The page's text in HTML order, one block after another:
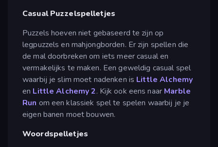
Casual Puzzelspelletjes
Puzzels hoeven niet gebaseerd te zijn op
legpuzzels en mahjongborden. Er zijn spellen die
de mal doorbreken om iets meer casual en
vermakelijks te maken. Een geweldig casual spel
waarbij je slim moet nadenken is Little Alchemy
en Little Alchemy 2. Kijk ook eens naar Marble
Run om een klassiek spel te spelen waarbij je je
eigen banen moet bouwen.
Woordspelletjes